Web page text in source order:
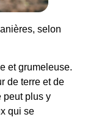
selon
et grumeleuse.
de terre et de
peut plus y
qui se